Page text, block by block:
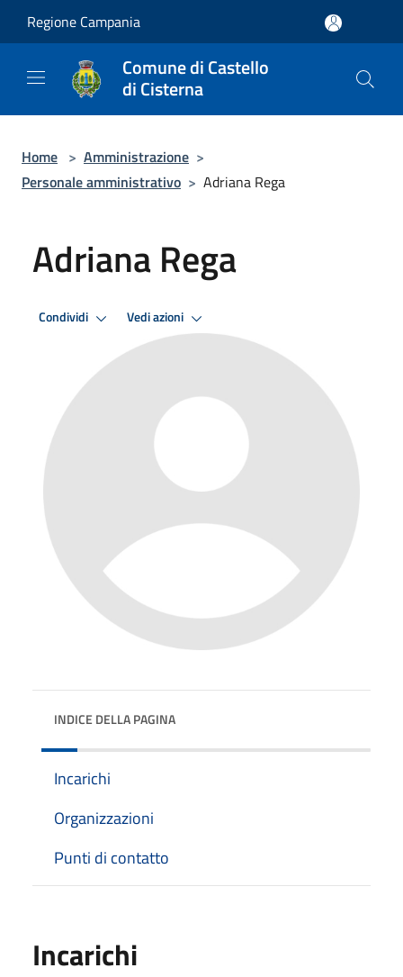
Regione Campania
Comune di Castello
di Cisterna
Home > Amministrazione >
Personale amministrativo > Adriana Rega
Adriana Rega
Condividi Vedi azioni
INDICE DELLA PAGINA
Incarichi
Organizzazioni
Punti di contatto
Incarichi